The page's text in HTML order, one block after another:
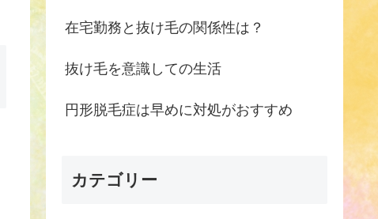
在宅勤務と抜け毛の関係性は？
抜け毛を意識しての生活
円形脱毛症は早めに対処がおすすめ
カテゴリー